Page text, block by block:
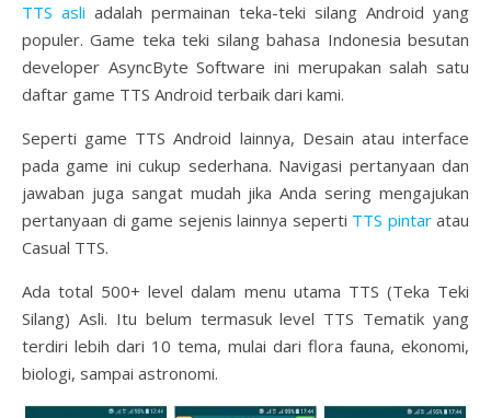
TTS asli adalah permainan teka-teki silang Android yang
populer. Game teka teki silang bahasa Indonesia besutan
developer AsyncByte Software ini merupakan salah satu
daftar game TTS Android terbaik dari kami.
Seperti game TTS Android lainnya, Desain atau interface
pada game ini cukup sederhana. Navigasi pertanyaan dan
jawaban juga sangat mudah jika Anda sering mengajukan
pertanyaan di game sejenis lainnya seperti TTS pintaratau
Casual TTS.
Ada total 500+ level dalam menu utama TTS (Teka Teki
Silang) Asli. Itu belum termasuk level TTS Tematik yang
terdiri lebih dari 10 tema, mulai dari flora fauna, ekonomi,
biologi, sampai astronomi.